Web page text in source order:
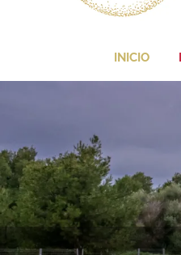
Baleares
Antigua
de
INICIO